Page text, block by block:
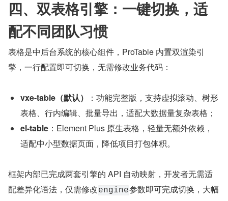
四、双表格引擎：一键切换，适
配不同团队习惯
表格是中后台系统的核心组件，ProTable 内置双渲染引
擎，一行配置即可切换，无需修改业务代码：
vxe-table（默认）
：功能完整版，支持虚拟滚动、树形
表格、行内编辑、批量导出，适配大数据量复杂表格；
el-table ：Element Plus 原生表格，轻量无额外依赖，
适配中小型数据页面，降低项目打包体积。
框架内部已完成两套引擎的 API 自动映射，开发者无需适
配差异化语法，仅需修改engine参数即可完成切换，大幅